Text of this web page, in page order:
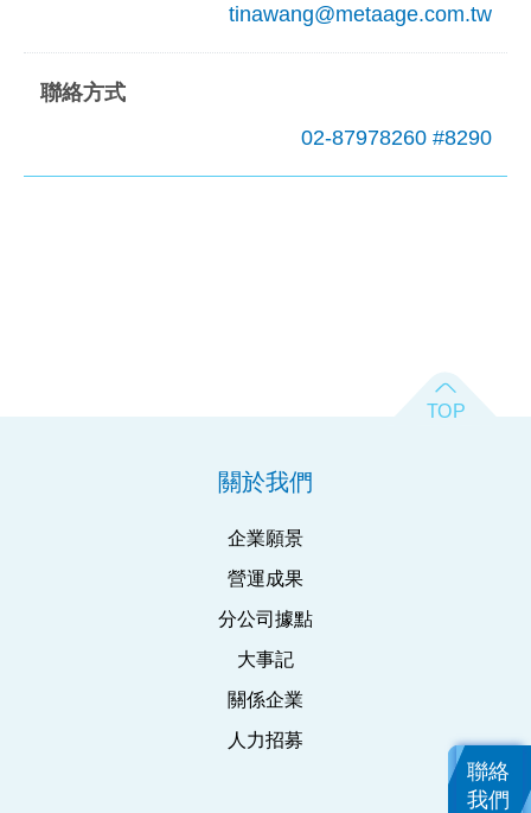
tinawang@metaage.com.tw
02-87978260 #8290
關於我們
企業願景
營運成果
分公司據點
大事記
關係企業
人力招募
聯絡
我們